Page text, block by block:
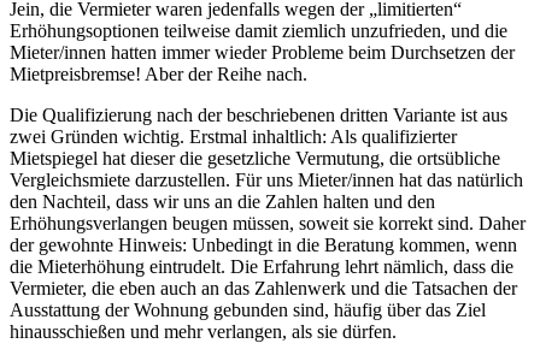
Jein, die Vermieter waren jedenfalls wegen der „limitierten“
Erhöhungsoptionen teilweise damit ziemlich unzufrieden, und die
Mieter/innen hatten immer wieder Probleme beim Durchsetzen der
Mietpreisbremse! Aber der Reihe nach.
Die Qualifizierung nach der beschriebenen dritten Variante ist aus
zwei Gründen wichtig. Erstmal inhaltlich: Als qualifizierter
Mietspiegel hat dieser die gesetzliche Vermutung, die ortsübliche
Vergleichsmiete darzustellen. Für uns Mieter/innen hat das natürlich
den Nachteil, dass wir uns an die Zahlen halten und den
Erhöhungsverlangen beugen müssen, soweit sie korrekt sind. Daher
der gewohnte Hinweis: Unbedingt in die Beratung kommen, wenn
die Mieterhöhung eintrudelt. Die Erfahrung lehrt nämlich, dass die
Vermieter, die eben auch an das Zahlenwerk und die Tatsachen der
Ausstattung der Wohnung gebunden sind, häufig über das Ziel
hinausschießen und mehr verlangen, als sie dürfen.